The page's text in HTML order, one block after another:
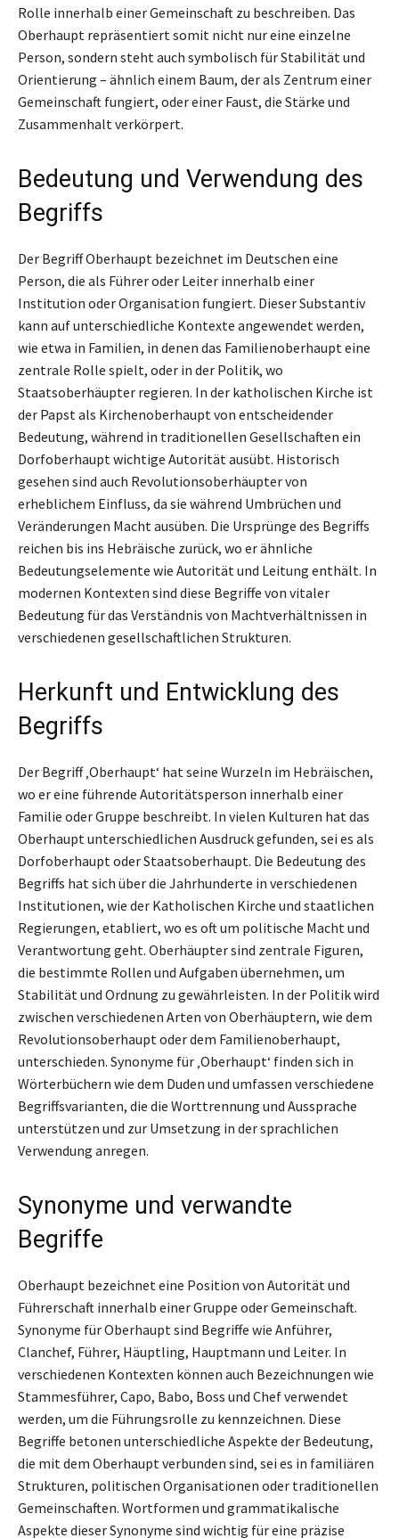
Rolle innerhalb einer Gemeinschaft zu beschreiben. Das
Oberhaupt repräsentiert somit nicht nur eine einzelne
Person, sondern steht auch symbolisch für Stabilität und
Orientierung – ähnlich einem Baum, der als Zentrum einer
Gemeinschaft fungiert, oder einer Faust, die Stärke und
Zusammenhalt verkörpert.
Bedeutung und Verwendung des
Begriffs
Der Begriff Oberhaupt bezeichnet im Deutschen eine
Person, die als Führer oder Leiter innerhalb einer
Institution oder Organisation fungiert. Dieser Substantiv
kann auf unterschiedliche Kontexte angewendet werden,
wie etwa in Familien, in denen das Familienoberhaupt eine
zentrale Rolle spielt, oder in der Politik, wo
Staatsoberhäupter regieren. In der katholischen Kirche ist
der Papst als Kirchenoberhaupt von entscheidender
Bedeutung, während in traditionellen Gesellschaften ein
Dorfoberhaupt wichtige Autorität ausübt. Historisch
gesehen sind auch Revolutionsoberhäupter von
erheblichem Einfluss, da sie während Umbrüchen und
Veränderungen Macht ausüben. Die Ursprünge des Begriffs
reichen bis ins Hebräische zurück, wo er ähnliche
Bedeutungselemente wie Autorität und Leitung enthält. In
modernen Kontexten sind diese Begriffe von vitaler
Bedeutung für das Verständnis von Machtverhältnissen in
verschiedenen gesellschaftlichen Strukturen.
Herkunft und Entwicklung des
Begriffs
Der Begriff ‚Oberhaupt‘ hat seine Wurzeln im Hebräischen,
wo er eine führende Autoritätsperson innerhalb einer
Familie oder Gruppe beschreibt. In vielen Kulturen hat das
Oberhaupt unterschiedlichen Ausdruck gefunden, sei es als
Dorfoberhaupt oder Staatsoberhaupt. Die Bedeutung des
Begriffs hat sich über die Jahrhunderte in verschiedenen
Institutionen, wie der Katholischen Kirche und staatlichen
Regierungen, etabliert, wo es oft um politische Macht und
Verantwortung geht. Oberhäupter sind zentrale Figuren,
die bestimmte Rollen und Aufgaben übernehmen, um
Stabilität und Ordnung zu gewährleisten. In der Politik wird
zwischen verschiedenen Arten von Oberhäuptern, wie dem
Revolutionsoberhaupt oder dem Familienoberhaupt,
unterschieden. Synonyme für ‚Oberhaupt‘ finden sich in
Wörterbüchern wie dem Duden und umfassen verschiedene
Begriffsvarianten, die die Worttrennung und Aussprache
unterstützen und zur Umsetzung in der sprachlichen
Verwendung anregen.
Synonyme und verwandte
Begriffe
Oberhaupt bezeichnet eine Position von Autorität und
Führerschaft innerhalb einer Gruppe oder Gemeinschaft.
Synonyme für Oberhaupt sind Begriffe wie Anführer,
Clanchef, Führer, Häuptling, Hauptmann und Leiter. In
verschiedenen Kontexten können auch Bezeichnungen wie
Stammesführer, Capo, Babo, Boss und Chef verwendet
werden, um die Führungsrolle zu kennzeichnen. Diese
Begriffe betonen unterschiedliche Aspekte der Bedeutung,
die mit dem Oberhaupt verbunden sind, sei es in familiären
Strukturen, politischen Organisationen oder traditionellen
Gemeinschaften. Wortformen und grammatikalische
Aspekte dieser Synonyme sind wichtig für eine präzise